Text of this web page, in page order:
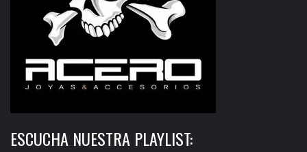
ESCUCHA NUESTRA PLAYLIST: